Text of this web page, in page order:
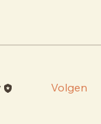
Volgen